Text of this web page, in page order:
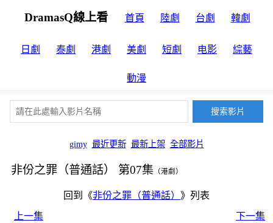
DramasQ線上看 首頁 陸劇 台劇 韓劇
日劇 泰劇 港劇 美劇 短劇 电影 綜藝
動漫
gimy 最近更新 最新上架 全部影片
非份之罪（普通話） 第07集 （港劇）
回到《非份之罪（普通話） 》列表
上一集
下一集